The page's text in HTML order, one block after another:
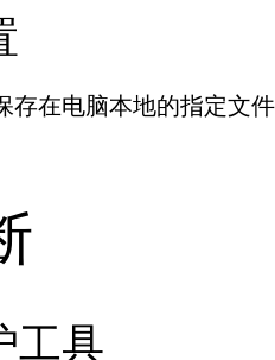
在电脑本地的指定文
工具